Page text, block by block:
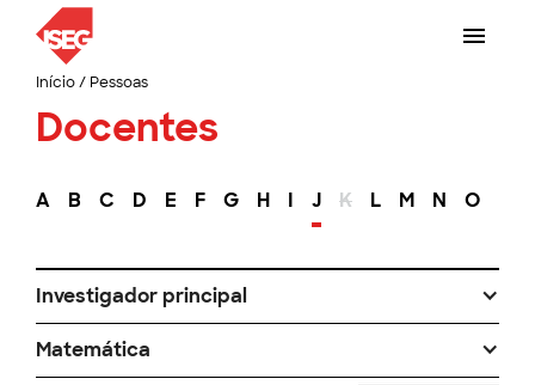
Início/ Pessoas
Docentes
A B C D E F G H I J K L M N O
Investigador principal
Matemática